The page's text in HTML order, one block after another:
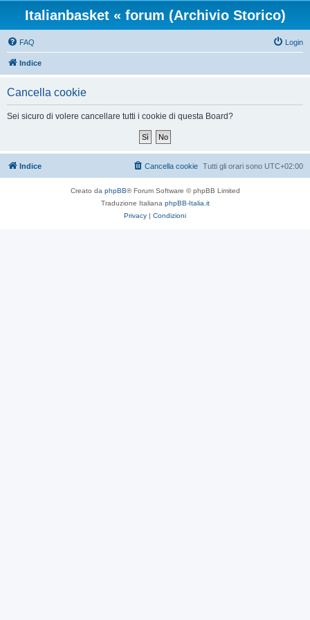
Italianbasket « forum (Archivio Storico)
FAQ Login
Indice
Cancella cookie
Sei sicuro di volere cancellare tutti i cookie di questa Board?
Indice Tutti gli orari sono UTC+02:00
Cancella cookie
Creato da phpBB® Forum Software © phpBB Limited
Traduzione Italiana phpBB-Italia.it
Privacy | Condizioni